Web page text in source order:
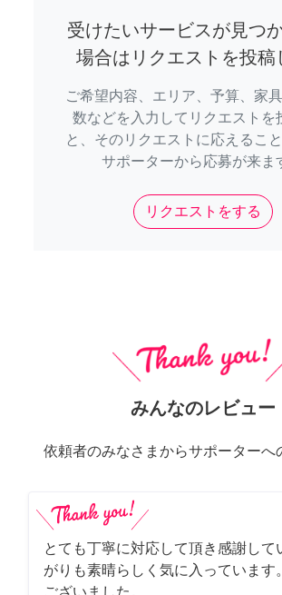
受けたいサービスが見つ
場合はリクエストを投稿
ご希望内容、エリア、予算、家
数などを入力してリクエストを
と、そのリクエストに応えるこ
サポーターから応募が来ま
リクエストをする
みんなのレビュー
依頼者のみなさまからサポーターへ
とても丁寧に対応して頂き感謝して
がりも素晴らしく気に入っています